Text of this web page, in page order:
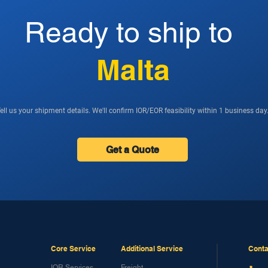
Ready to ship to
Malta
us your shipment details. We'll confirm IOR/EOR feasibility within 1 business day.
Get a Quote
Core Service Additional Service